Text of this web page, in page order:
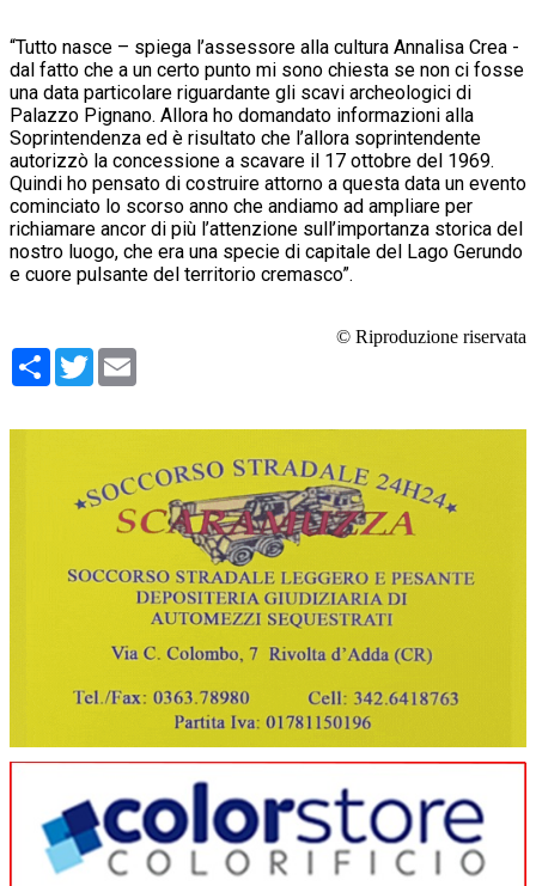
“Tutto nasce – spiega l’assessore alla cultura Annalisa Crea -
dal fatto che a un certo punto mi sono chiesta se non ci fosse
una data particolare riguardante gli scavi archeologici di
Palazzo Pignano. Allora ho domandato informazioni alla
Soprintendenza ed è risultato che l’allora soprintendente
autorizzò la concessione a scavare il 17 ottobre del 1969.
Quindi ho pensato di costruire attorno a questa data un evento
cominciato lo scorso anno che andiamo ad ampliare per
richiamare ancor di più l’attenzione sull’importanza storica del
nostro luogo, che era una specie di capitale del Lago Gerundo
e cuore pulsante del territorio cremasco”.
© Riproduzione riservata
Condividi
Twitter